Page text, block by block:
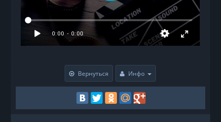
Вернуться Инфо